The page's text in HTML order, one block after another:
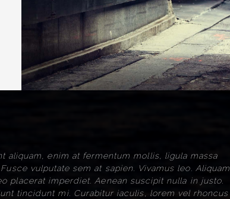
aliquam, enim at fermentum mollis, ligula massa
vulputate sem at sapien. Vivamus leo. Aliquam
placerat imperdiet. Aenean suscipit nulla in justo.
tincidunt mi. Curabitur iaculis, lorem vel rhoncus